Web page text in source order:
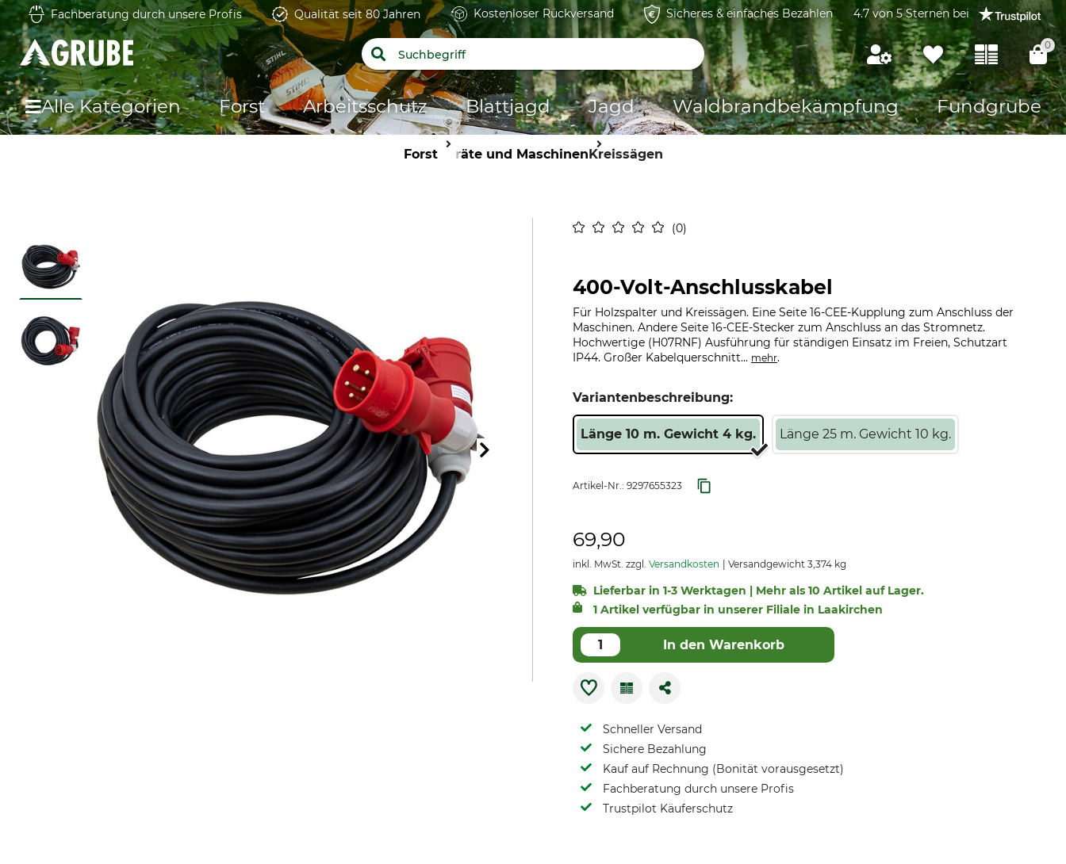
Fachberatung durch unsere Profis Qualität seit 80 Jahren Kostenloser Rückversand Sicheres & einfaches Bezahlen 4.7 von 5 Sternen bei
0
Alle Kategorien Forst Arbeitsschutz Blattjagd Jagd Waldbrandbekämpfung Fundgrube
ForstGeräte und MaschinenKreissägen
0
400-Volt-Anschlusskabel
Für Holzspalter und Kreissägen. Eine Seite 16-CEE-Kupplung zum Anschluss der
Maschinen. Andere Seite 16-CEE-Stecker zum Anschluss an das Stromnetz.
Hochwertige (H07RNF) Ausführung für ständigen Einsatz im Freien, Schutzart
IP44. Großer Kabelquerschnitt... mehr.
Variantenbeschreibung:
Länge 10 m. Gewicht 4 kg. Länge 25 m. Gewicht 10 kg.
Artikel-Nr.: 9297655323
69,90
inkl. MwSt. zzgl. Versandkosten Versandgewicht 3,374 kg
Lieferbar in 1-3 Werktagen | Mehr als 10 Artikel auf Lager.
1 Artikel verfügbar in unserer Filiale in Laakirchen
In den Warenkorb
Schneller Versand
Sichere Bezahlung
Kauf auf Rechnung (Bonität vorausgesetzt)
Fachberatung durch unsere Profis
Trustpilot Käuferschutz